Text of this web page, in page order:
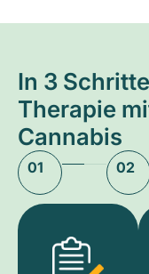
In 3
Therapie
Cannabis
01 02